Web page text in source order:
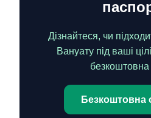
Дізнайтеся, чи
Вануату під ваші
безкоштовна
Безкоштовна